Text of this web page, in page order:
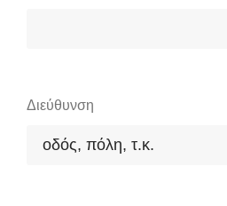
Διεύθυνση